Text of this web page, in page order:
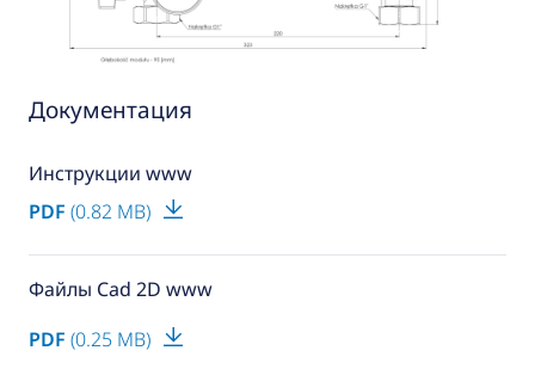
Документация
Инструкции www
PDF (0.82 MB)
Файлы Cad 2D www
PDF (0.25 MB)